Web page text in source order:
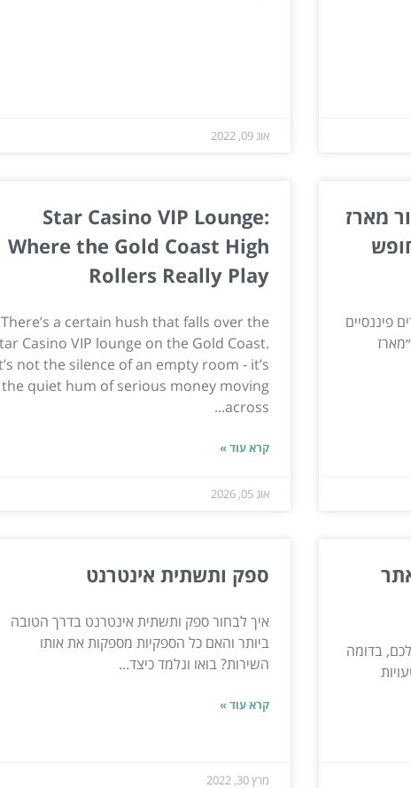
אוג 09, 2022
מארז
פיננסיים
Star Casino VIP Lounge:
Where the Gold Coast High
Rollers Really Play
There’s a certain hush that falls over the
Casino VIP lounge on the Gold Coast.
not the silence of an empty room - it’s
the quiet hum of serious money moving
across...
קרא עוד »
אוג 05, 2026
בדומה
ספק ותשתית אינטרנט
איך לבחור ספק ותשתית אינטרנט בדרך הטובה
ביותר והאם כל הספקיות מספקות את אותו
השירות? בואו ונלמד כיצד...
קרא עוד »
מרץ 30, 2022